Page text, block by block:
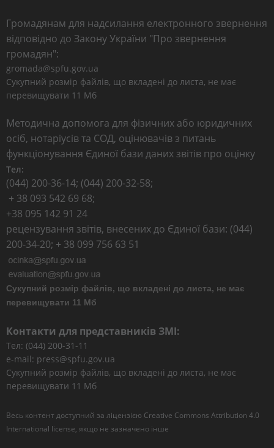
Громадянам для надсилання електронного звернення
відповідно до Закону України "Про звернення
громадян":
gromada@spfu.gov.ua
Сукупний розмір файлів, що вкладені до листа, не має
перевищувати 11 Мб
Методична допомога для фізичних або юридичних
осіб, нотаріусів та СОД, оцінювачів з питань
функціонування Єдиної бази даних звітів про оцінку
Тел:
(044) 200-36-14; (044) 200-32-58;
+ 38 093 542 69 68;
+38 095 142 91 24
рецензування звітів, внесених до Єдиної бази: (044)
200-34-20; + 38 099 756 63 51
Сукупний розмір файлів, що вкладені до листа, не має
перевищувати 11 Мб
Контакти для представників ЗМІ:
Тел: (044) 200-31-11
e-mail: press@spfu.gov.ua
Сукупний розмір файлів, що вкладені до листа, не має
перевищувати 11 Мб
Весь контент доступний за ліцензією Creative Commons Attribution 4.0
International license, якщо не зазначено інше